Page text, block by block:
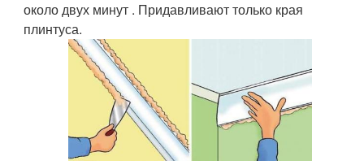
около двух минут . Придавливают только края
плинтуса.